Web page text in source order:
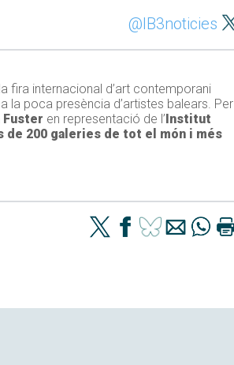
@IB3noticies
fira internacional d’art contemporani
la poca presència d’artistes balears. Per
Fuster en representació de l’ Institut
de 200 galeries de tot el món i més